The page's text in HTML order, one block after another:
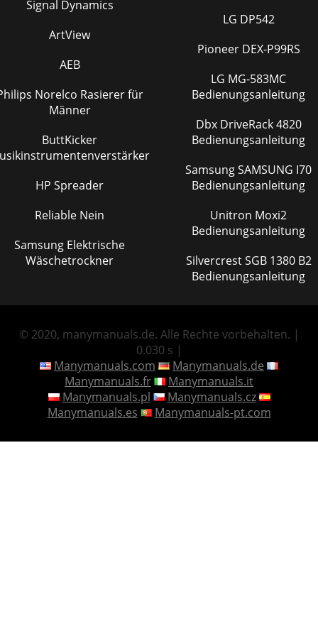
These pliers are ideal for terminatingspark plug wire sets.
Strip, cut and crimp automoti
Seite 49
9IGNITION & ELECTRICALPART NO. DESCRIPTION16201 6”
Silver 16202 6” Black16203 6” Red 16204 6” Blue16211 6”
Silver , 4-pk.The cure for spark plug w
Signal Dynamics
ArtView
AEB
Norelco Rasierer für
Männer
ButtKicker
HP Spreader
Reliable Nein
Samsung Elektrische
Wäschetrockner
LG DP542
Pioneer DEX-P99RS
LG MG-583MC
Bedienungsanleitung
Dbx DriveRack 4820
Bedienungsanleitung
Samsung SAMSUNG I70
Bedienungsanleitung
Unitron Moxi2
Bedienungsanleitung
Silvercrest SGB 1380 B2
Bedienungsanleitung
© 2020, manymanuals.de. Alle Rechte vorbehalten. |
0.030 s |
Manymanuals.com
Manymanuals.de
Manymanuals.fr
Manymanuals.it
Manymanuals.pl
Manymanuals.cz
Manymanuals.es
Manymanuals-pt.com